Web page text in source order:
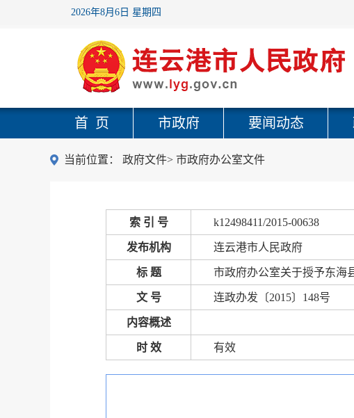
2026年8月6日 星期四
首 页 市政府 要闻动态
当前位置： 政府文件> 市政府办公室文件
索 引 号 k12498411/2015-00638
发布机构 连云港市人民政府
标 题 市政府办公室关于授予东海
文 号 连政办发〔2015〕148号
内容概述
时 效 有效